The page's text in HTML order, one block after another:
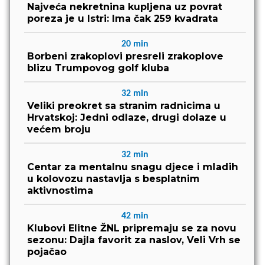
Najveća nekretnina kupljena uz povrat
poreza je u Istri: Ima čak 259 kvadrata
20 min
Borbeni zrakoplovi presreli zrakoplove
blizu Trumpovog golf kluba
32 min
Veliki preokret sa stranim radnicima u
Hrvatskoj: Jedni odlaze, drugi dolaze u
većem broju
32 min
Centar za mentalnu snagu djece i mladih
u kolovozu nastavlja s besplatnim
aktivnostima
42 min
Klubovi Elitne ŽNL pripremaju se za novu
sezonu: Dajla favorit za naslov, Veli Vrh se
pojačao